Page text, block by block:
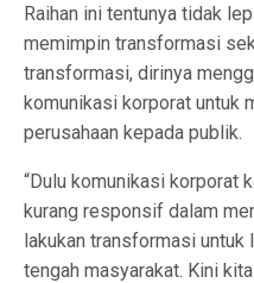
Raihan ini tentunya tidak
memimpin transformasi
transformasi, dirinya
komunikasi korporat untuk
perusahaan kepada publik.
“Dulu komunikasi korporat
kurang responsif dalam
lakukan transformasi
tengah masyarakat. Kini